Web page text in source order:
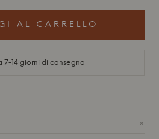
AL CARRELLO
14 giorni di consegna
+